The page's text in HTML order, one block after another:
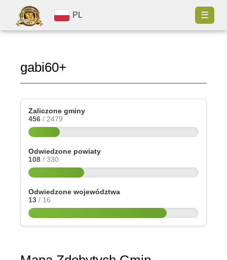
PL ☰
gabi60+
Zaliczone gminy
456 / 2479
Odwiedzone powiaty
108 / 330
Odwiedzone województwa
13 / 16